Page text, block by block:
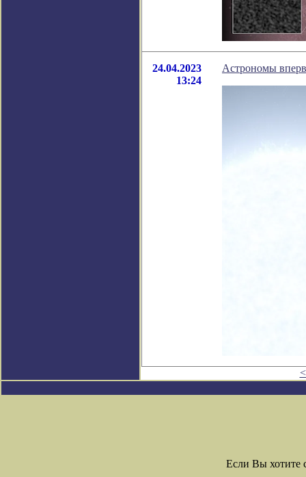
24.04.2023
13:24
Астрономы
Если Вы хотите